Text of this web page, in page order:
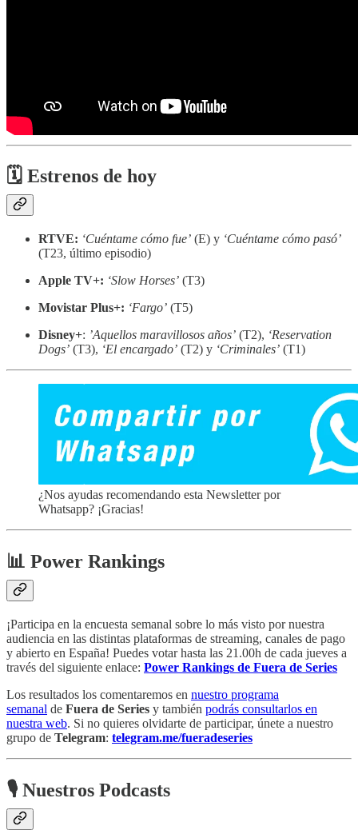
🗓 Estrenos de hoy
RTVE: ‘Cuéntame cómo fue’ (E) y ‘Cuéntame cómo pasó’
(T23, último episodio)
Apple TV+: ‘Slow Horses’ (T3)
Movistar Plus+: ‘Fargo’ (T5)
Disney+: ’Aquellos maravillosos años’ (T2), ‘Reservation
Dogs’ (T3), ‘El encargado’ (T2) y ‘Criminales’ (T1)
¿Nos ayudas recomendando esta Newsletter por
Whatsapp? ¡Gracias!
📊 Power Rankings
¡Participa en la encuesta semanal sobre lo más visto por nuestra
audiencia en las distintas plataformas de streaming, canales de pago
y abierto en España! Puedes votar hasta las 21.00h de cada jueves a
través del siguiente enlace: Power Rankings de Fuera de Series
Los resultados los comentaremos en nuestro programa
semanal de Fuera de Series y también podrás consultarlos en
nuestra web. Si no quieres olvidarte de participar, únete a nuestro
grupo de Telegram: telegram.me/fueradeseries
🎙 Nuestros Podcasts